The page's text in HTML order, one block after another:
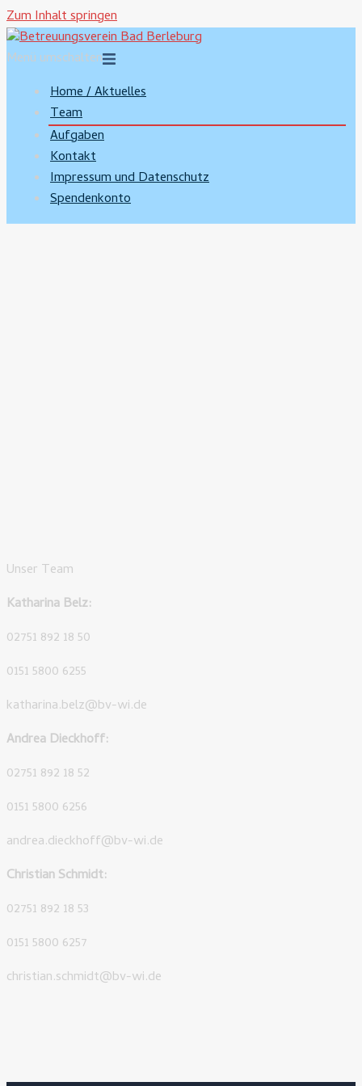
Zum Inhalt springen
Menü umschalten
Home / Aktuelles
Team
Aufgaben
Kontakt
Impressum und Datenschutz
Spendenkonto
Unser Team
Katharina Belz:
02751 892 18 50
0151 5800 6255
katharina.belz@bv-wi.de
Andrea Dieckhoff:
02751 892 18 52
0151 5800 6256
andrea.dieckhoff@bv-wi.de
Christian Schmidt:
02751 892 18 53
0151 5800 6257
christian.schmidt@bv-wi.de